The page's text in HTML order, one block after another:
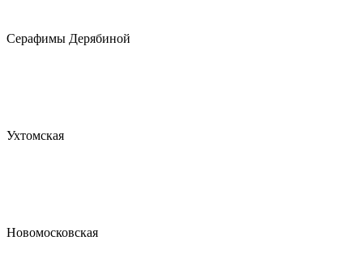
Серафимы Дерябиной
Ухтомская
Новомосковская